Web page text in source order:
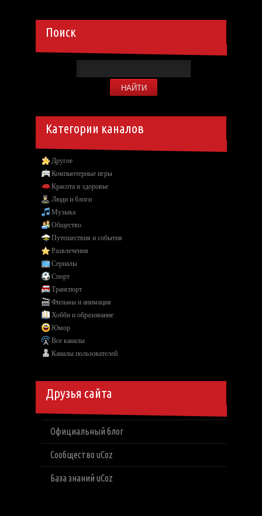
Поиск
Категории каналов
Другое
Компьютерные игры
Красота и здоровье
Люди и блоги
Музыка
Общество
Путешествия и события
Развлечения
Сериалы
Спорт
Транспорт
Фильмы и анимация
Хобби и образование
Юмор
Все каналы
Каналы пользователей
Друзья сайта
Официальный блог
Сообщество uCoz
База знаний uCoz